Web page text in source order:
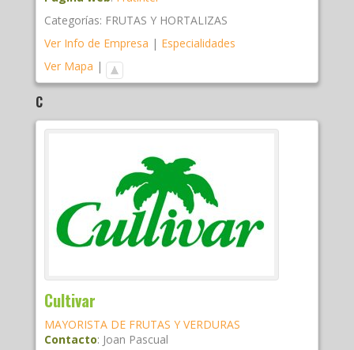
Categorías: FRUTAS Y HORTALIZAS
Ver Info de Empresa | Especialidades
Ver Mapa |
C
Cultivar
MAYORISTA DE FRUTAS Y VERDURAS
Contacto: Joan Pascual